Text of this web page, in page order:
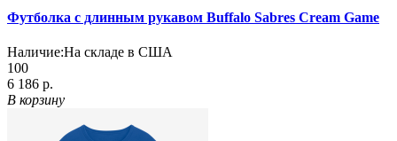
Футболка с длинным рукавом Buffalo Sabres Cream Game
Наличие:На складе в США
100
6 186 р.
В корзину